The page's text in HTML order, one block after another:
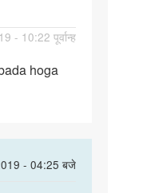
- 10:22 पूर्वान्ह
hoga
- 04:25 बजे